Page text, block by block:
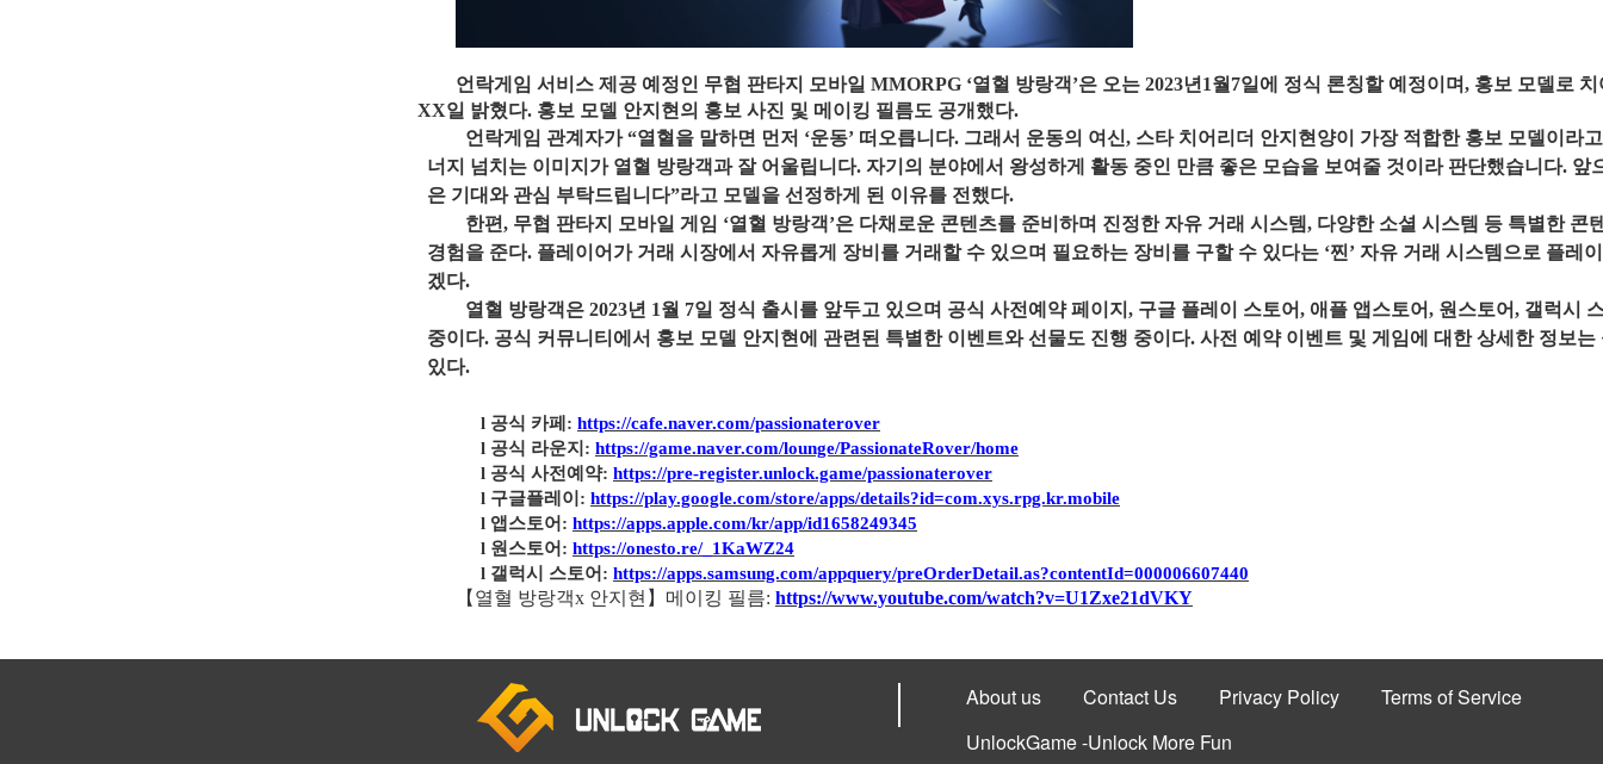
언락게임 서비스 제공 예정인 무협 판타지 모바일 MMORPG ‘열혈 방랑객’은 오는 2023년1월7일에 정식 론칭할 예정이며, 홍보 모델로 치
XX일 밝혔다. 홍보 모델 안지현의 홍보 사진 및 메이킹 필름도 공개했다.
언락게임 관계자가 “열혈 을 말하면 먼저 ‘운동’ 떠오릅니다. 그래서 운동의 여신, 스타 치어리더 안지현 양이 가장 적합한 홍보 모델이라고
너지 넘치는 이미지가 열혈 방랑객과 잘 어울립니다. 자기의 분야에서 왕성하게 활동 중인 만큼 좋은 모습을 보여줄 것이라 판단했습니다. 앞
은 기대와 관심 부탁드립니다”라고 모델을 선정하게 된 이유를 전했다.
한편, 무협 판타지 모바일 게임 ‘열혈 방랑객’은 다채로운 콘텐츠를 준비하며 진정한 자유 거래 시스템, 다양한 소셜 시스템 등 특별한 콘
경험을 준다. 플레이어가 거래 시장에서 자유롭게 장비를 거래할 수 있으며 필요하는 장비를 구할 수 있다는 ‘찐’ 자유 거래 시스템으로 플레
겠다.
열혈 방랑객은 2023년 1월 7일 정식 출시를 앞두고 있으며 공식 사전예약 페이지 , 구글 플레이 스토어, 애플 앱스토어, 원스토어, 갤럭시
중이다. 공식 커뮤니티에서 홍보 모델 안지현에 관련된 특별한 이벤트와 선물도 진행 중이다. 사전 예약 이벤트 및 게임에 대한 상세한 정보는
있다.
l 공식 카페 : https://cafe.naver.com/passionaterover
l 공식 라운지 : https://game.naver.com/lounge/PassionateRover/home
l 공식 사전예약: https://pre-register.unlock.game/passionaterover
l 구글플레이 : https://play.google.com/store/apps/details?id=com.xys.rpg.kr.mobile
l 앱스토어 : https://apps.apple.com/kr/app/id1658249345
l 원스토어 : https://onesto.re/_1KaWZ24
l 갤럭시 스토어 : https://apps.samsung.com/appquery/preOrderDetail.as?contentId=000006607440
【열혈 방랑객x 안지현】메이킹 필름: https://www.youtube.com/watch?v=U1Zxe21dVKY
About us Contact Us Privacy Policy
Terms of Service
UnlockGame -Unlock More Fun